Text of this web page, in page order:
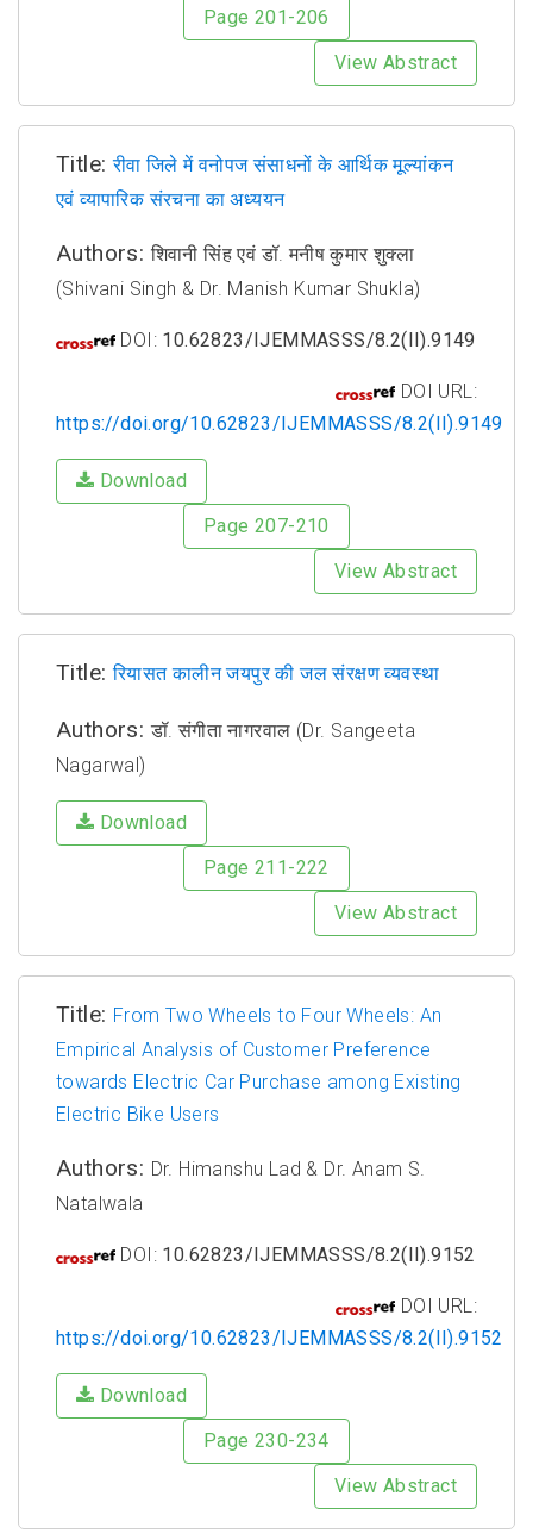
Page 201-206
View Abstract
Title:रीवा जिले में वनोपज संसाधनों के आर्थिक मूल्यांकन
एवं व्यापारिक संरचना का अध्ययन
Authors:शिवानी सिंह एवं डॉ. मनीष कुमार शुक्ला
(Shivani Singh & Dr. Manish Kumar Shukla)
DOI: 10.62823/IJEMMASSS/8.2(II).9149
DOI URL:
https://doi.org/10.62823/IJEMMASSS/8.2(II).9149
Download
Page 207-210
View Abstract
Title:रियासत कालीन जयपुर की जल संरक्षण व्यवस्था
Authors:डॉ. संगीता नागरवाल (Dr. Sangeeta
Nagarwal)
Download
Page 211-222
View Abstract
Title: From Two Wheels to Four Wheels: An
Empirical Analysis of Customer Preference
towards Electric Car Purchase among Existing
Electric Bike Users
Authors: Dr. Himanshu Lad & Dr. Anam S.
Natalwala
DOI: 10.62823/IJEMMASSS/8.2(II).9152
DOI URL:
https://doi.org/10.62823/IJEMMASSS/8.2(II).9152
Download
Page 230-234
View Abstract